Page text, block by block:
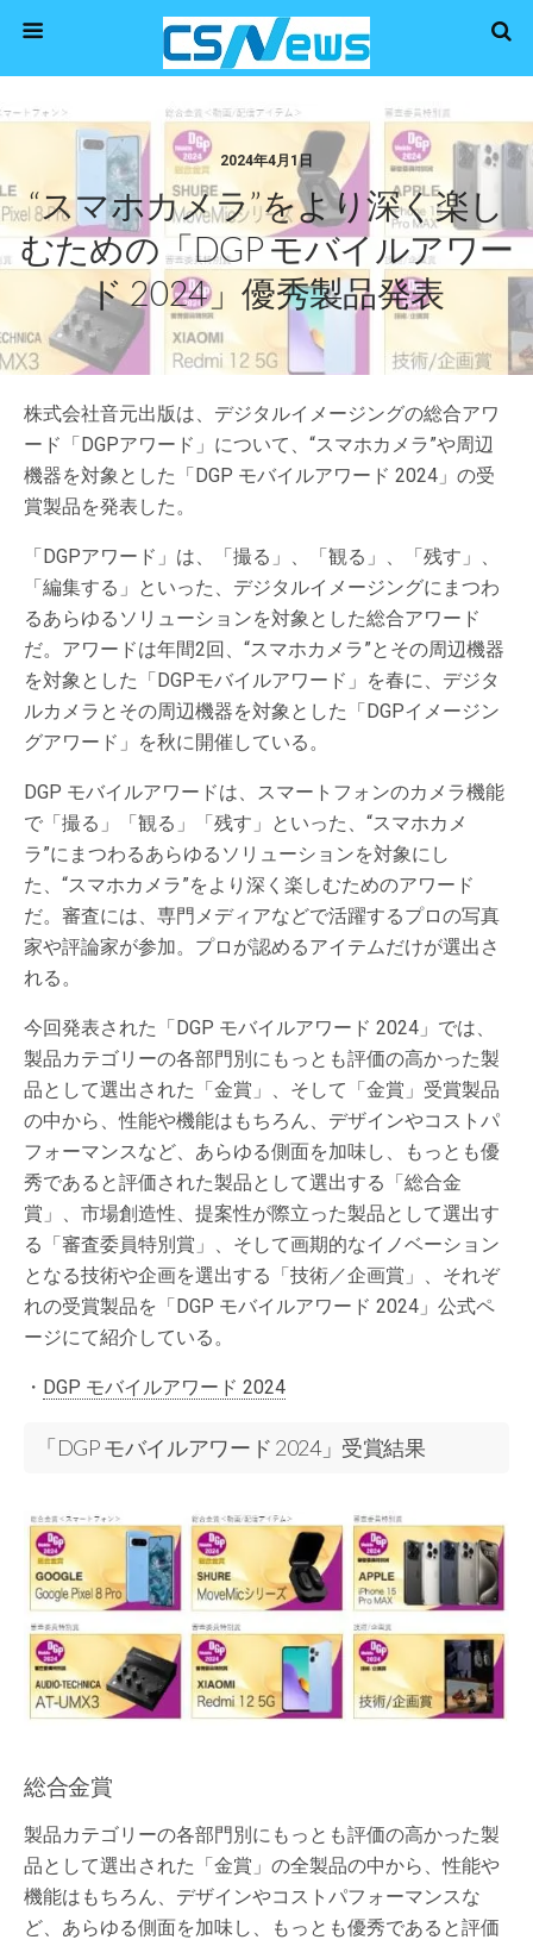
2024年4月1日
“スマホカメラ”をより深く楽し
むための「DGP モバイルアワー
ド 2024」優秀製品発表
株式会社音元出版は、デジタルイメージングの総合アワ
ード「DGPアワード」について、“スマホカメラ”や周辺
機器を対象とした「DGP モバイルアワード 2024」の受
賞製品を発表した。
「DGPアワード」は、「撮る」、「観る」、「残す」、
「編集する」といった、デジタルイメージングにまつわ
るあらゆるソリューションを対象とした総合アワード
だ。アワードは年間2回、“スマホカメラ”とその周辺機器
を対象とした「DGPモバイルアワード」を春に、デジタ
ルカメラとその周辺機器を対象とした「DGPイメージン
グアワード」を秋に開催している。
DGP モバイルアワードは、スマートフォンのカメラ機能
で「撮る」「観る」「残す」といった、“スマホカメ
ラ”にまつわるあらゆるソリューションを対象にし
た、“スマホカメラ”をより深く楽しむためのアワード
だ。審査には、専門メディアなどで活躍するプロの写真
家や評論家が参加。プロが認めるアイテムだけが選出さ
れる。
今回発表された「DGP モバイルアワード 2024」では、
製品カテゴリーの各部門別にもっとも評価の高かった製
品として選出された「金賞」、そして「金賞」受賞製品
の中から、性能や機能はもちろん、デザインやコストパ
フォーマンスなど、あらゆる側面を加味し、もっとも優
秀であると評価された製品として選出する「総合金
賞」、市場創造性、提案性が際立った製品として選出す
る「審査委員特別賞」、そして画期的なイノベーション
となる技術や企画を選出する「技術／企画賞」、それぞ
れの受賞製品を「DGP モバイルアワード 2024」公式ペ
ージにて紹介している。
・ DGP モバイルアワード 2024
「DGP モバイルアワード 2024」受賞結果
総合金賞
製品カテゴリーの各部門別にもっとも評価の高かった製
品として選出された「金賞」の全製品の中から、性能や
機能はもちろん、デザインやコストパフォーマンスな
ど、あらゆる側面を加味し、もっとも優秀であると評価